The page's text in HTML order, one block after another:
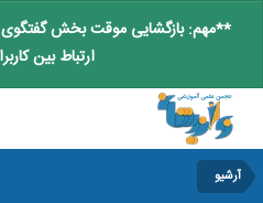
**مهم: بازگشایی موقت بخش گفتگوی
ارتباط بین
آرشیو